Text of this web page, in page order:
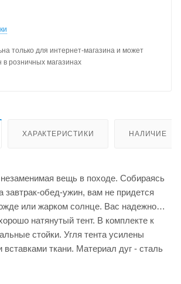
только для интернет-магазина и может
в розничных магазинах
ХАРАКТЕРИСТИКИ НАЛИЧИЕ
вещь в походе. Собираясь
завтрак-обед-ужин, вам не придется
или жарком солнце. Вас надежно
натянутый тент. В комплекте к
стойки. Угля тента усилены
ткани. Материал дуг - сталь